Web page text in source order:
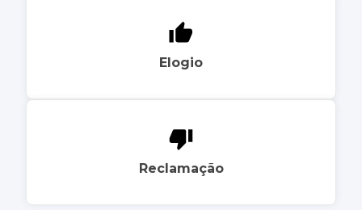
Elogio
Reclamação